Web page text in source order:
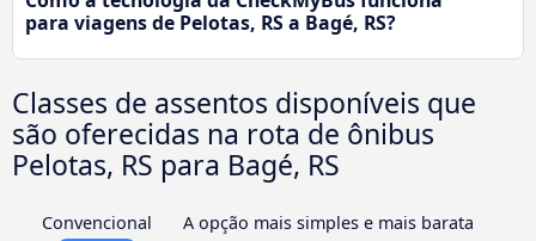
para viagens de Pelotas, RS a Bagé, RS?
Classes de assentos disponíveis que
são oferecidas na rota de ônibus
Pelotas, RS para Bagé, RS
Convencional
A opção mais simples e mais barata